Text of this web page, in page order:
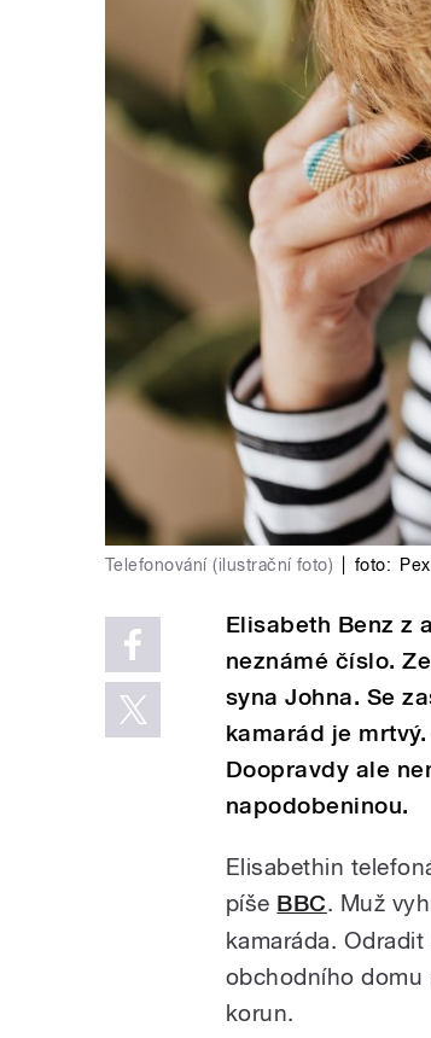
Telefonování (ilustrační foto) foto:
Elisabeth Benz z
neznámé číslo.
syna Johna. Se
kamarád je
Doopravdy ale
napodobeninou.
Elisabethin
píše BBC. Muž
kamaráda.
obchodního domu
korun.